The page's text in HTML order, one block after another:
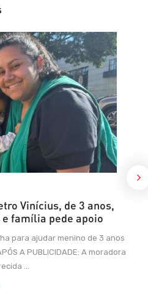
Vinícius, de 3 anos,
família pede apoio
para ajudar menino de 3 anos
A PUBLICIDADE: A moradora
...